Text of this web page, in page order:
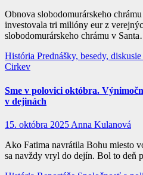
Obnova slobodomurárskeho
investovala tri milióny eur z
slobodomurárskeho chrámu v
História Prednášky, besedy, diskusie
Cirkev
Sme v polovici októbra.
v dejinách
15. októbra 2025 Anna Kulanová
Ako Fatima navrátila Bohu miesto
sa navždy vryl do dejín. Bol to deň